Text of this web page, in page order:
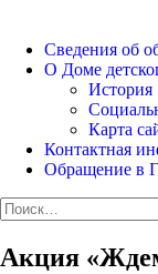
Сведения об
О Доме
История
Карта
Контактная
Обращение в
Найти:
Акция